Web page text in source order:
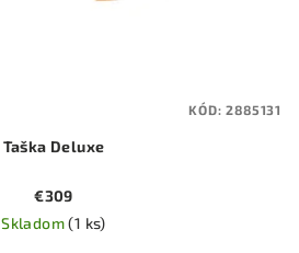
Taška Deluxe
€309
Skladom(1 ks)
KÓD:2885131